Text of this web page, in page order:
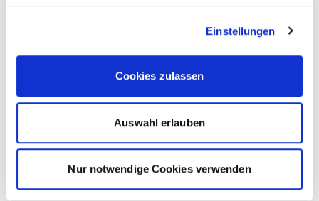
Einstellungen
Cookies zulassen
Auswahl erlauben
Nur notwendige Cookies verwenden